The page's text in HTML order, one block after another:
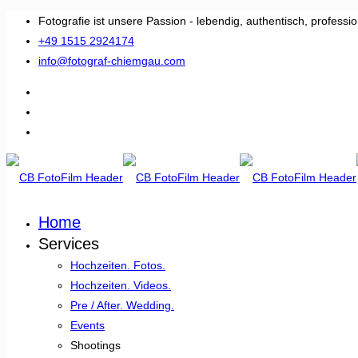
Fotografie ist unsere Passion - lebendig, authentisch,
+49 1515 2924174
info@fotograf-chiemgau.com
Home
Services
Hochzeiten. Fotos.
Hochzeiten. Videos.
Pre / After. Wedding.
Events
Shootings